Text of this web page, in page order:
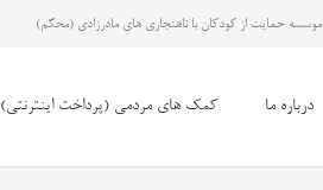
موسسه حمایت از کودکان با ناهنجاری های مادرزادی (محکم)
درباره ما کمک های مردمی (پرداخت اینترنتی)